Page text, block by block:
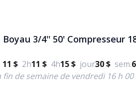
Boyau 3/4'' 50' Compresseur
11 $ 2h11 $ 4h15 $ jour30 $ sem.
de semaine de vendredi 16 h